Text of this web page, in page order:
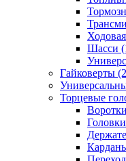
Шасси
Гайковерты
Торцевые
Воротки